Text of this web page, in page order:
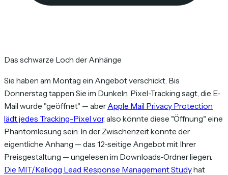
Das schwarze Loch der Anhänge
Sie haben am Montag ein Angebot verschickt. Bis
Donnerstag tappen Sie im Dunkeln. Pixel-Tracking sagt, die E-
Mail wurde "geöffnet" — aber Apple Mail Privacy Protection
lädt jedes Tracking-Pixel vor, also könnte diese "Öffnung" eine
Phantomlesung sein. In der Zwischenzeit könnte der
eigentliche Anhang — das 12-seitige Angebot mit Ihrer
Preisgestaltung — ungelesen im Downloads-Ordner liegen.
Die MIT/Kellogg Lead Response Management Studyhat